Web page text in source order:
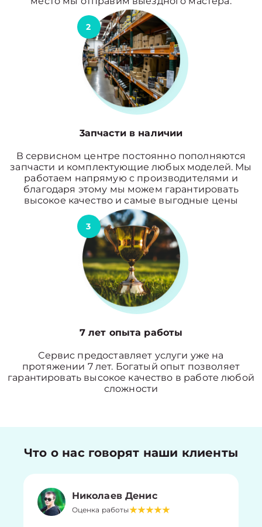
2
3апчасти в наличии
В сервисном центре постоянно пополняются
запчасти и комплектующие любых моделей. Мы
работаем напрямую с производителями и
благодаря этому мы можем гарантировать
высокое качество и самые выгодные цены
3
7 лет опыта работы
Сервис предоставляет услуги уже на
протяжении 7 лет. Богатый опыт позволяет
гарантировать высокое качество в работе любой
сложности
Что о нас говорят наши клиенты
Николаев Денис
Оценка работы